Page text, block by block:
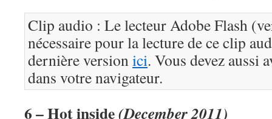
Clip audio : Le lecteur Adobe Flash
nécessaire pour la lecture de ce clip
dernière versionici. Vous devez aussi
dans votre navigateur.
6 – Hot inside(December 2011)